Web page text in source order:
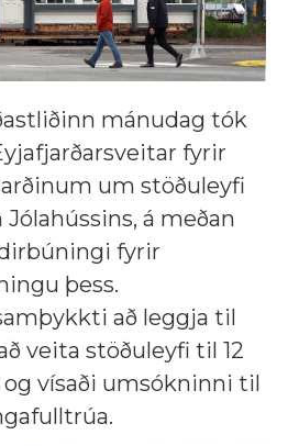
mánudag tók
fyrir
um stöðuleyfi
á meðan
fyrir
þess.
að leggja til
veita stöðuleyfi til 12
og vísaði umsókninni til